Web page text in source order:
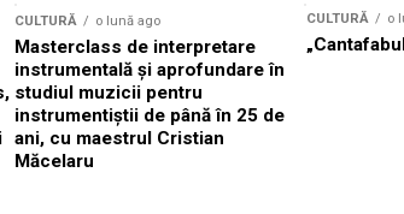
CULTURĂ o lună ago
Masterclass de interpretare
instrumentală și aprofundare în
studiul muzicii pentru
instrumentiștii de până în 25 de
ani, cu maestrul Cristian
Măcelaru
CULTURĂ o